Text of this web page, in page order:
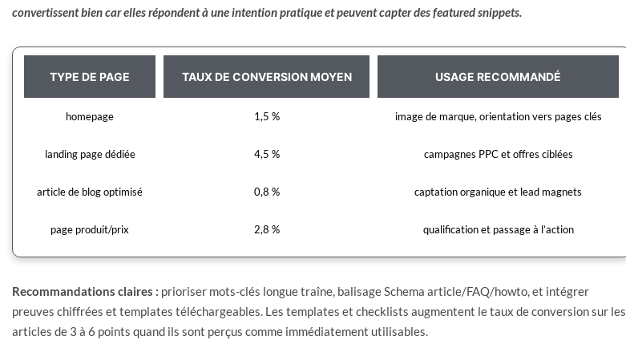
convertissent bien car elles répondent à une intention pratique et peuvent capter des featured snippets.
TYPE DE PAGE TAUX DE CONVERSION MOYEN USAGE RECOMMANDÉ
homepage 1,5 % image de marque, orientation vers pages clés
landing page dédiée 4,5 % campagnes PPC et offres ciblées
article de blog optimisé 0,8 % captation organique et lead magnets
page produit/prix 2,8 % qualification et passage à l’action
Recommandations claires : prioriser mots-clés longue traîne, balisage Schema article/FAQ/howto, et intégrer
preuves chiffrées et templates téléchargeables. Les templates et checklists augmentent le taux de conversion sur les
articles de 3 à 6 points quand ils sont perçus comme immédiatement utilisables.